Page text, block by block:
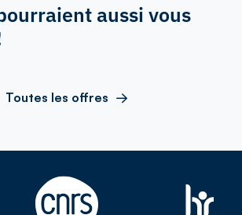
aussi vous
Toutes les offres